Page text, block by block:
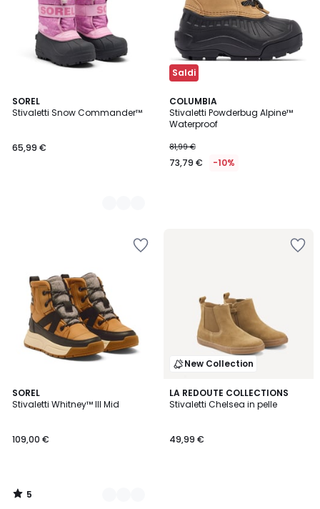
SOREL
Stivaletti Snow Commander™
65,99 €
2
Colori
Saldi
COLUMBIA
Stivaletti Powderbug Alpine™
Waterproof
81,99 €
73,79 € -10%
SOREL
Stivaletti Whitney™ III Mid
109,00 €
5
/
2
Colori
5
/
New Collection
LA REDOUTE COLLECTIONS
Stivaletti Chelsea in pelle
49,99 €